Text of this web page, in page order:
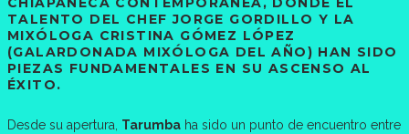
TALENTO DEL CHEF JORGE GORDILLO Y LA
MIXÓLOGA CRISTINA GÓMEZ LÓPEZ
(GALARDONADA MIXÓLOGA DEL AÑO) HAN SIDO
PIEZAS FUNDAMENTALES EN SU ASCENSO AL
ÉXITO.
Desde su apertura, Tarumba ha sido un punto de encuentro entre